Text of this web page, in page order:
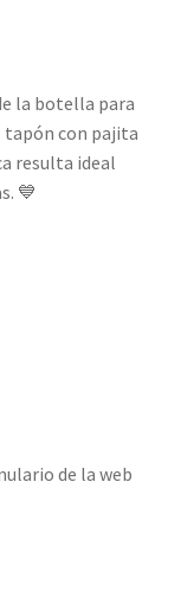
la botella para
con pajita
resulta ideal
💙
de la web